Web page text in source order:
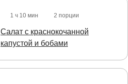
1 ч 10 мин 2 порции
Салат с краснокочанной
капустой и бобами